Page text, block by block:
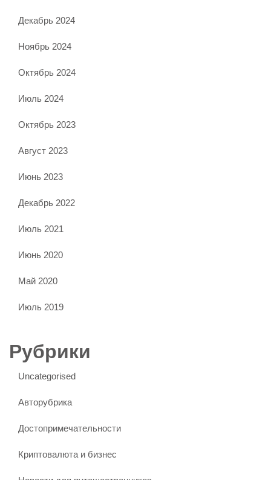
Декабрь 2024
Ноябрь 2024
Октябрь 2024
Июль 2024
Октябрь 2023
Август 2023
Июнь 2023
Декабрь 2022
Июль 2021
Июнь 2020
Май 2020
Июль 2019
Рубрики
Uncategorised
Авторубрика
Достопримечательности
Криптовалюта и бизнес